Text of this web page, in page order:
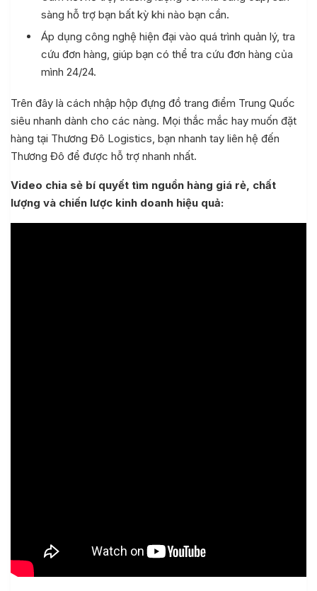
sàng hỗ trợ bạn bất kỳ khi nào bạn cần.
Áp dụng công nghệ hiện đại vào quá trình quản lý, tra
cứu đơn hàng, giúp bạn có thể tra cứu đơn hàng của
mình 24/24.
Trên đây là cách nhập hộp đựng đồ trang điểm Trung Quốc
siêu nhanh dành cho các nàng. Mọi thắc mắc hay muốn đặt
hàng tại Thương Đô Logistics, bạn nhanh tay liên hệ đến
Thương Đô để được hỗ trợ nhanh nhất.
Video chia sẻ bí quyết tìm nguồn hàng giá rẻ, chất
lượng và chiến lược kinh doanh hiệu quả: